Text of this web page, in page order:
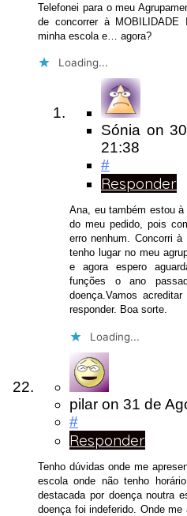
Telefonei para o meu
de concorrer à MOBILIDADE
minha escola e… agora?
Loading...
Sónia on
21:38
#
Responder
Ana, eu também estou
do meu pedido, pois
erro nenhum. Concorri
tenho lugar no meu
e agora espero
funções o ano
doença.Vamos
responder. Boa sorte.
Loading...
pilar on 31 de
#
Responder
Tenho dúvidas onde me
escola onde não tenho
destacada por doença noutra
doença foi indeferido. Onde